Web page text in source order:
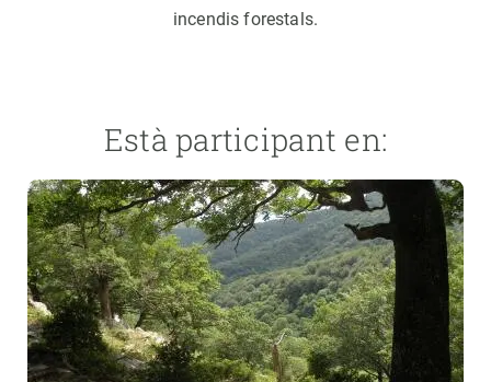
incendis forestals.
Està participant en: